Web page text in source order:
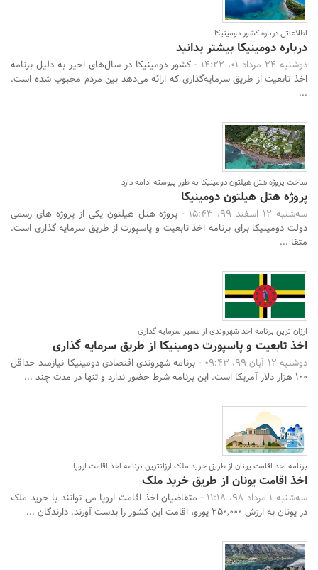
اطلاعاتی درباره کشور دومینیکا
درباره دومینیکا بیشتر بدانید
دوشنبه 24 مرداد 01، 14:22 -
کشور دومینیکا در سال‌های اخیر به دلیل برنامه
اخذ تابعیت از طریق سرمایه‌گذاری که ارائه می‌دهد بین مردم محبوب شده است.
...
ساخت پروژه هتل هیلتون دومینیکا به طور پیوسته ادامه دارد
پروژه هتل هیلتون دومینیکا
سه‌شنبه 12 اسفند 99، 15:43 -
پروژه هتل هیلتون یکی از پروژه های رسمی
دولت دومینیکا برای برنامه اخذ تابعیت و پاسپورت از طریق سرمایه گذاری است.
متقا ...
ارزان ترین برنامه اخذ شهروندی از مسیر سرمایه گذاری
اخذ تابعیت و پاسپورت دومینیکا از طریق سرمایه گذاری
دوشنبه 12 آبان 99، 09:43 -
برنامه شهروندی اقتصادی دومینیکا نیازمند حداقل
۱۰۰ هزار دلار آمریکا است. این برنامه شرط حضور ندارد و تنها در مدت چند ...
برنامه اخذ اقامت یونان از طریق خرید ملک ارزانترین برنامه اخذ اقامت اروپا
اخذ اقامت یونان از طریق خرید ملک
سه‌شنبه 1 مرداد 98، 11:18 -
متقاضیان اخذ اقامت اروپا می توانند با خرید ملک
در یونان به ارزش 250,000 یورو، اقامت این کشور را بدست آورند. دارندگان ...